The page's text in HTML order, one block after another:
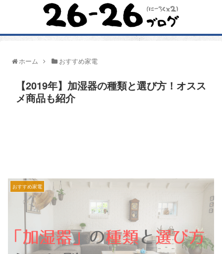
ホーム おすすめ家電
【2019年】加湿器の種類と選び方！オスス
メ商品も紹介
おすすめ家電